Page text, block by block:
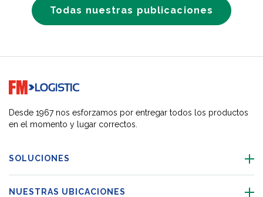
Todas nuestras publicaciones
Go to home page
Desde 1967 nos esforzamos por entregar todos los productos
en el momento y lugar correctos.
SOLUCIONES
NUESTRAS UBICACIONES